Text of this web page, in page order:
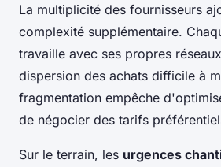
La multiplicité des fournisseurs
complexité supplémentaire.
travaille avec ses propres
dispersion des achats difficile à
fragmentation empêche
de négocier des tarifs
Sur le terrain, les urgences